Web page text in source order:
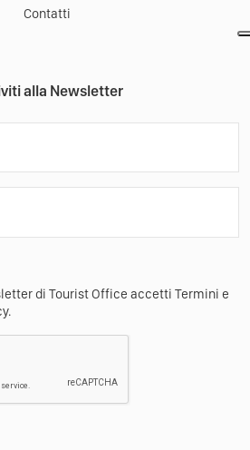
Contatti
alla Newsletter
di Tourist Office accetti Termini e